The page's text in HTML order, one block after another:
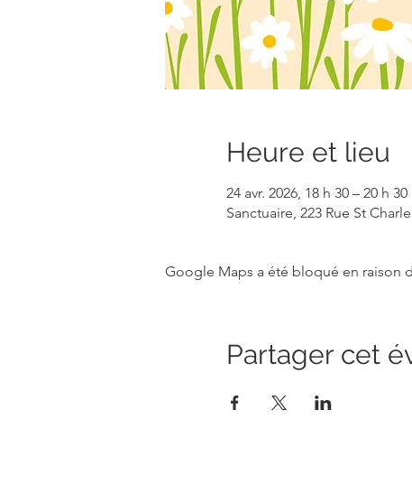
Heure et lieu
24 avr. 2026, 18 h 30 – 20 h 30
Sanctuaire, 223 Rue St
Google Maps a été bloqué en raison
Partager cet